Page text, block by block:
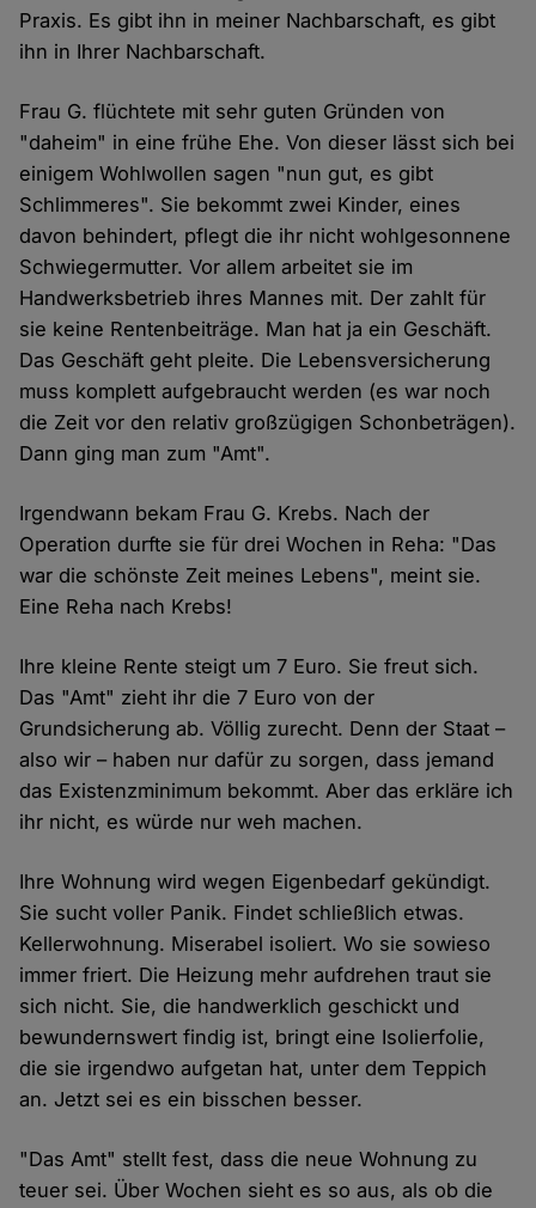
Praxis. Es gibt ihn in meiner Nachbarschaft, es gibt
ihn in Ihrer Nachbarschaft.
Frau G. flüchtete mit sehr guten Gründen von
"daheim" in eine frühe Ehe. Von dieser lässt sich bei
einigem Wohlwollen sagen "nun gut, es gibt
Schlimmeres". Sie bekommt zwei Kinder, eines
davon behindert, pflegt die ihr nicht wohlgesonnene
Schwiegermutter. Vor allem arbeitet sie im
Handwerksbetrieb ihres Mannes mit. Der zahlt für
sie keine Rentenbeiträge. Man hat ja ein Geschäft.
Das Geschäft geht pleite. Die Lebensversicherung
muss komplett aufgebraucht werden (es war noch
die Zeit vor den relativ großzügigen Schonbeträgen).
Dann ging man zum "Amt".
Irgendwann bekam Frau G. Krebs. Nach der
Operation durfte sie für drei Wochen in Reha: "Das
war die schönste Zeit meines Lebens", meint sie.
Eine Reha nach Krebs!
Ihre kleine Rente steigt um 7 Euro. Sie freut sich.
Das "Amt" zieht ihr die 7 Euro von der
Grundsicherung ab. Völlig zurecht. Denn der Staat –
also wir – haben nur dafür zu sorgen, dass jemand
das Existenzminimum bekommt. Aber das erkläre ich
ihr nicht, es würde nur weh machen.
Ihre Wohnung wird wegen Eigenbedarf gekündigt.
Sie sucht voller Panik. Findet schließlich etwas.
Kellerwohnung. Miserabel isoliert. Wo sie sowieso
immer friert. Die Heizung mehr aufdrehen traut sie
sich nicht. Sie, die handwerklich geschickt und
bewundernswert findig ist, bringt eine Isolierfolie,
die sie irgendwo aufgetan hat, unter dem Teppich
an. Jetzt sei es ein bisschen besser.
"Das Amt" stellt fest, dass die neue Wohnung zu
teuer sei. Über Wochen sieht es so aus, als ob die